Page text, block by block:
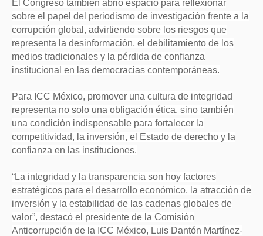
El Congreso también abrió espacio para reflexionar
sobre el papel del periodismo de investigación frente a la
corrupción global, advirtiendo sobre los riesgos que
representa la desinformación, el debilitamiento de los
medios tradicionales y la pérdida de confianza
institucional en las democracias contemporáneas.
Para ICC México, promover una cultura de integridad
representa no solo una obligación ética, sino también
una condición indispensable para fortalecer la
competitividad, la inversión, el Estado de derecho y la
confianza en las instituciones.
“La integridad y la transparencia son hoy factores
estratégicos para el desarrollo económico, la atracción de
inversión y la estabilidad de las cadenas globales de
valor”, destacó el presidente de la Comisión
Anticorrupción de la ICC México, Luis Dantón Martínez-